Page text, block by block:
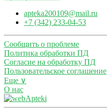
apteka200109@mail.ru
+7 (342) 233-04-53
Сообщить о проблеме
Политика обработки ПД
Согласие на обработку ПД
Пользовательское соглашение
Еще ∨
О нас